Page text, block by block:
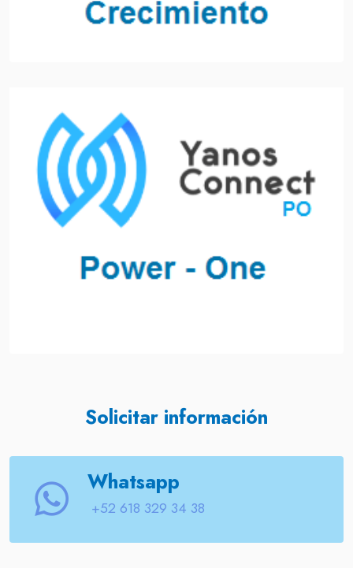
Solicitar información
Whatsapp
+52 618 329 34 38